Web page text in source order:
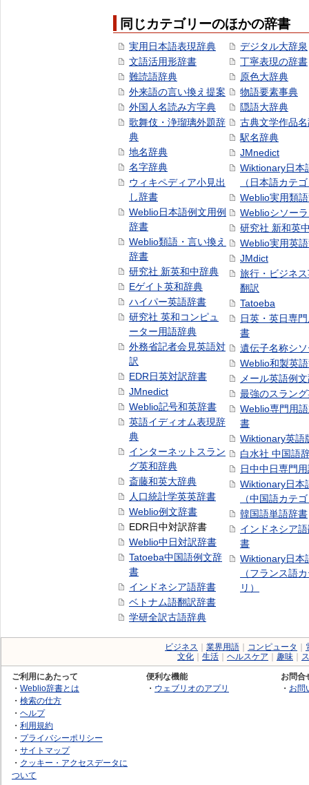
同じカテゴリーのほかの辞書
実用日本語表現辞典
文語活用形辞書
難読語辞典
外来語の言い換え提案
外国人名読み方字典
歌舞伎・浄瑠璃外題辞
典
地名辞典
名字辞典
ウィキペディア小見出
し辞書
Weblio日本語例文用例
辞書
Weblio類語・言い換え
辞書
研究社 新英和中辞典
Eゲイト英和辞典
ハイパー英語辞書
研究社 英和コンピュ
ーター用語辞典
外務省記者会見英語対
訳
EDR日英対訳辞書
JMnedict
Weblio記号和英辞書
英語イディオム表現辞
典
インターネットスラン
グ英和辞典
斎藤和英大辞典
人口統計学英英辞書
Weblio例文辞書
EDR日中対訳辞書
Weblio中日対訳辞書
Tatoeba中国語例文辞
書
インドネシア語辞書
ベトナム語翻訳辞書
学研全訳古語辞典
デジタル大辞泉
丁寧表現の辞書
原色大辞典
物語要素事典
隠語大辞典
古典文学作品
駅名辞典
JMnedict
Wiktionary日本
（日本語カテ
Weblio実用類
Weblioシソー
研究社 新和英
Weblio実用英
JMdict
旅行・ビジネ
翻訳
Tatoeba
日英・英日専
書
遺伝子名称シ
Weblio和製英
メール英語例
最強のスラン
Weblio専門用
書
Wiktionary英語
白水社 中国語
日中中日専門
Wiktionary日本
（中国語カテ
韓国語単語辞書
インドネシア
書
Wiktionary日本
（フランス語
リ）
ビジネス 業界用語 コンピュータ
文化
生活 ヘルスケア 趣味
ご利用にあたって
・ Weblio辞書とは
・ 検索の仕方
・ ヘルプ
・ 利用規約
・ プライバシーポリシー
・ サイトマップ
・ クッキー・アクセスデータに
ついて
便利な機能
・ ウェブリオのアプリ
お問合
・ お問